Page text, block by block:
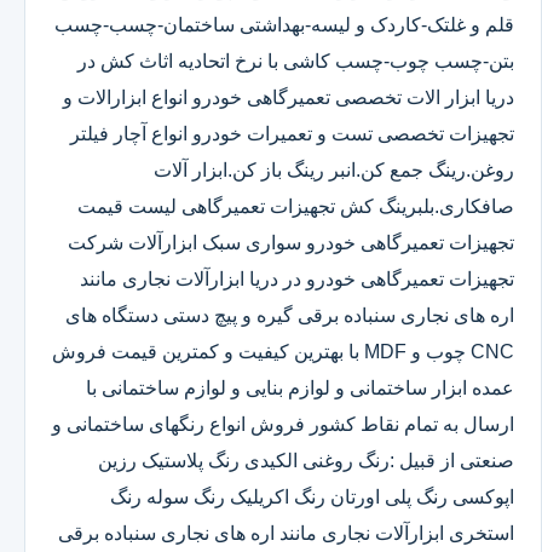
قلم و غلتک-کاردک و لیسه-بهداشتی ساختمان-چسب-چسب
بتن-چسب چوب-چسب کاشی با نرخ اتحادیه اثاث کش در
دریا ابزار الات تخصصی تعمیرگاهی خودرو انواع ابزارالات و
تجهیزات تخصصی تست و تعمیرات خودرو انواع آچار فیلتر
روغن.رینگ جمع کن.انبر رینگ باز کن.ابزار آلات
صافکاری.بلبرینگ کش تجهیزات تعمیرگاهی لیست قیمت
تجهیزات تعمیرگاهی خودرو سواری سبک ابزارآلات شرکت
تجهیزات تعمیرگاهی خودرو در دریا ابزارآلات نجاری مانند
اره های نجاری سنباده برقی گیره و پیچ دستی دستگاه های
CNC چوب و MDF با بهترین کیفیت و کمترین قیمت فروش
عمده ابزار ساختمانی و لوازم بنایی و لوازم ساختمانی با
ارسال به تمام نقاط کشور فروش انواع رنگهای ساختمانی و
صنعتی از قبیل :رنگ روغنی الکیدی رنگ پلاستیک رزین
اپوکسی رنگ پلی اورتان رنگ اکریلیک رنگ سوله رنگ
استخری ابزارآلات نجاری مانند اره های نجاری سنباده برقی